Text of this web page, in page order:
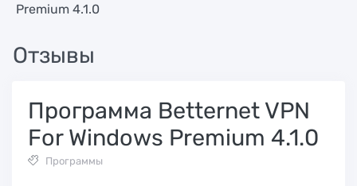
Premium 4.1.0
Отзывы
Программа Betternet VPN
For Windows Premium 4.1.0
Программы